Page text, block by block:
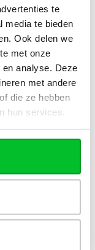
te
media te bieden
Ook delen we
met onze
analyse. Deze
met andere
die ze hebben
hun services.
het
van een
van